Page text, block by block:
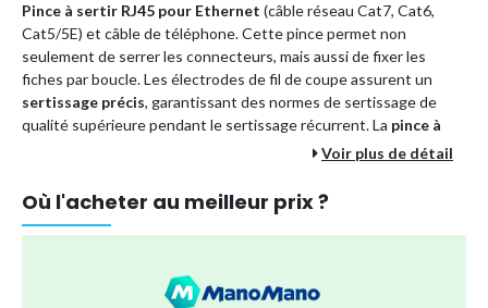
Pince à sertir RJ45 pour Ethernet (câble réseau Cat7, Cat6,
Cat5/5E) et câble de téléphone. Cette pince permet non
seulement de serrer les connecteurs, mais aussi de fixer les
fiches par boucle. Les électrodes de fil de coupe assurent un
sertissage précis, garantissant des normes de sertissage de
qualité supérieure pendant le sertissage récurrent. La pince à
dispose de vis de réglage et de
de la mémoire.
Elle est idéale pour le sertissage de câbles réseau pour la maison,
réseau et les débutants ayant certaines compétences pratiques.
Voir plus de détail
Où l'acheter au meilleur prix ?